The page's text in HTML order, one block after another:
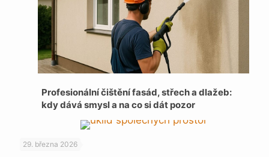
Profesionální čištění fasád, střech a dlažeb:
kdy dává smysl a na co si dát pozor
29. března 2026